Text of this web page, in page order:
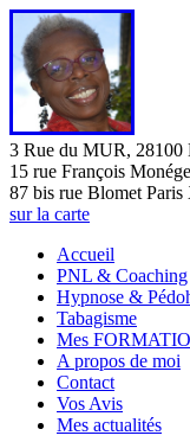
3 Rue du MUR, 28100
15 rue François
87 bis rue Blomet
sur la carte
Accueil
PNL & Coaching
Hypnose &
Tabagisme
Mes
A propos de moi
Contact
Vos Avis
Mes actualités